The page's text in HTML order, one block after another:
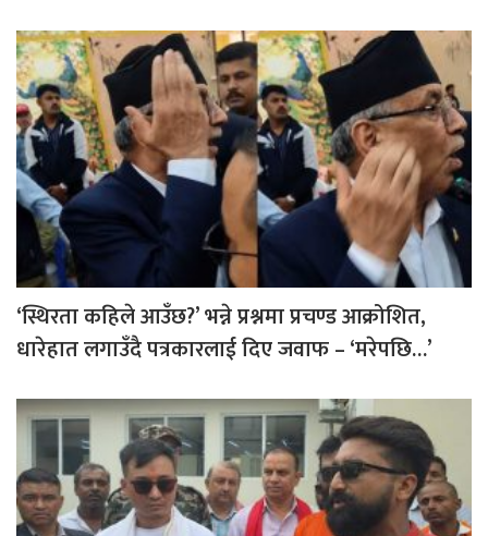
‘स्थिरता कहिले आउँछ?’ भन्ने प्रश्नमा प्रचण्ड आक्रोशित,
धारेहात लगाउँदै पत्रकारलाई दिए जवाफ – ‘मरेपछि…’